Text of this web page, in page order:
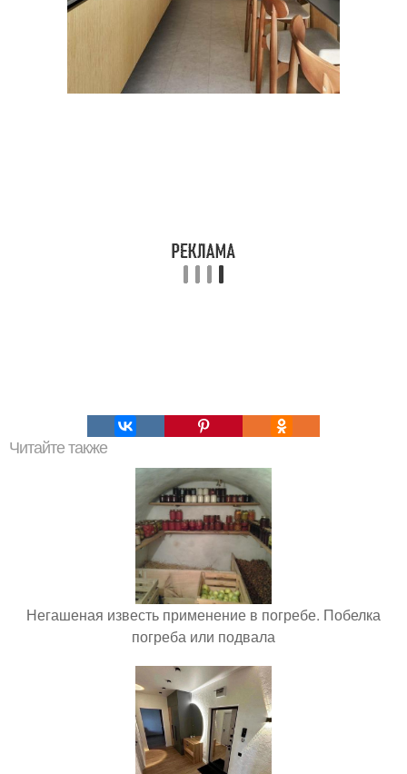
Читайте также
Негашеная известь применение в погребе. Побелка
погреба или подвала